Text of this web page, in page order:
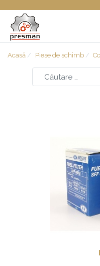
Acasă Piese de schimb